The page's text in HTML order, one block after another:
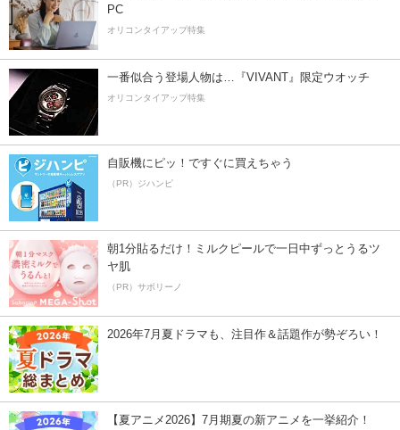
PC
オリコンタイアップ特集
一番似合う登場人物は…『VIVANT』限定ウオッチ
オリコンタイアップ特集
自販機にピッ！ですぐに買えちゃう
（PR）ジハンピ
朝1分貼るだけ！ミルクピールで一日中ずっとうるツ
ヤ肌
（PR）サボリーノ
2026年7月夏ドラマも、注目作＆話題作が勢ぞろい！
【夏アニメ2026】7月期夏の新アニメを一挙紹介！